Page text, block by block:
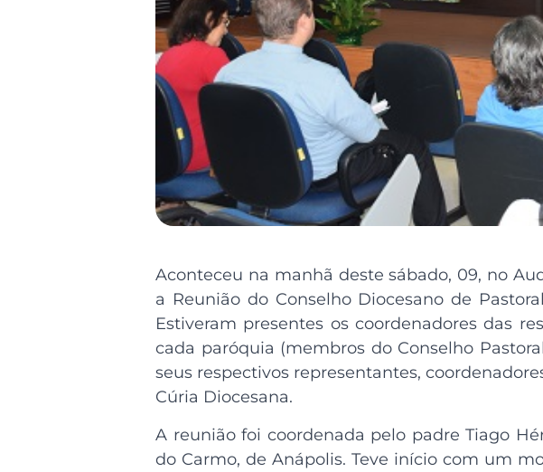
Aconteceu na manhã deste sábado, 09, no
a Reunião do Conselho Diocesano de
Estiveram presentes os coordenadores das
cada paróquia (membros do Conselho
seus respectivos representantes,
Cúria Diocesana.
A reunião foi coordenada pelo padre Tiago
do Carmo, de Anápolis. Teve início com um